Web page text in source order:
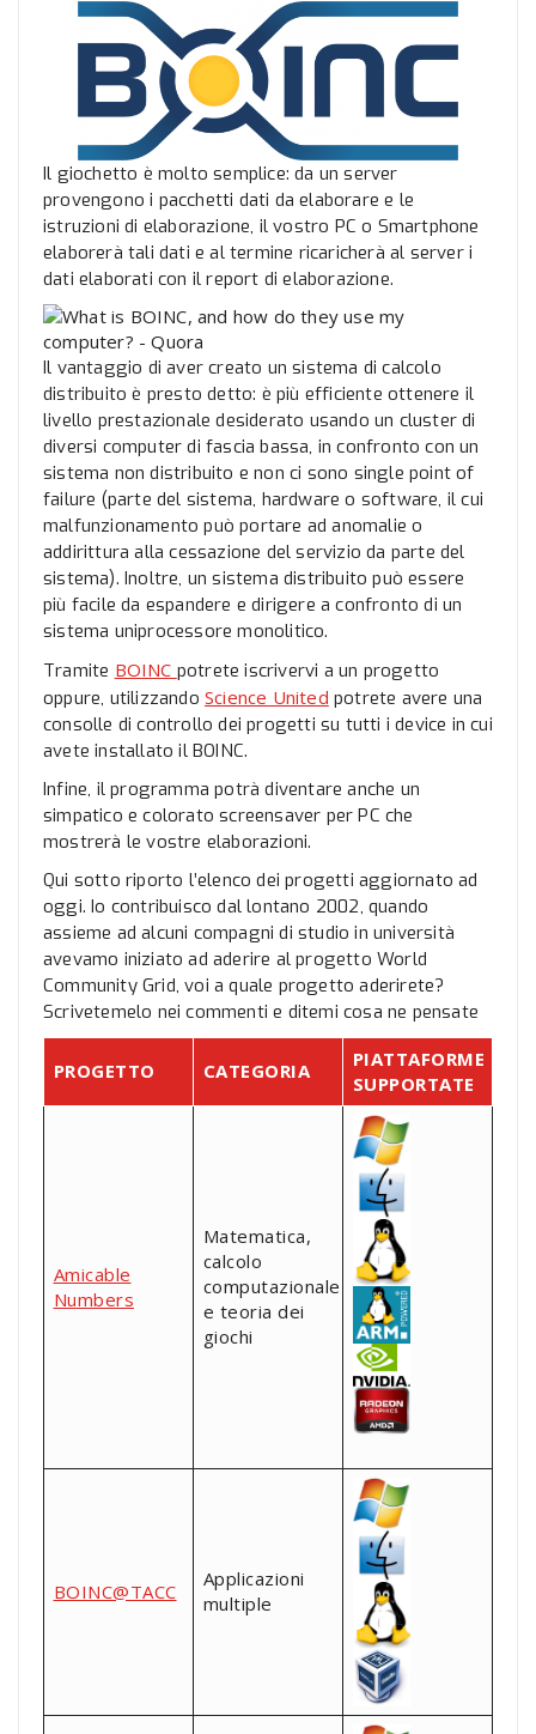
Il giochetto è molto semplice: da un server
provengono i pacchetti dati da elaborare e le
istruzioni di elaborazione, il vostro PC o Smartphone
elaborerà tali dati e al termine ricaricherà al server i
dati elaborati con il report di elaborazione.
Il vantaggio di aver creato un sistema di calcolo
distribuito è presto detto: è più efficiente ottenere il
livello prestazionale desiderato usando un cluster di
diversi computer di fascia bassa, in confronto con un
sistema non distribuito e non ci sono single point of
failure (parte del sistema, hardware o software, il cui
malfunzionamento può portare ad anomalie o
addirittura alla cessazione del servizio da parte del
sistema). Inoltre, un sistema distribuito può essere
più facile da espandere e dirigere a confronto di un
sistema uniprocessore monolitico.
Tramite BOINC potrete iscrivervi a un progetto
oppure, utilizzando Science United potrete avere una
consolle di controllo dei progetti su tutti i device in cui
avete installato il BOINC.
Infine, il programma potrà diventare anche un
simpatico e colorato screensaver per PC che
mostrerà le vostre elaborazioni.
Qui sotto riporto l’elenco dei progetti aggiornato ad
oggi. Io contribuisco dal lontano 2002, quando
assieme ad alcuni compagni di studio in università
avevamo iniziato ad aderire al progetto World
Community Grid, voi a quale progetto aderirete?
Scrivetemelo nei commenti e ditemi cosa ne pensate
PROGETTO CATEGORIA
PIATTAFORME
SUPPORTATE
Amicable
Numbers
Matematica,
calcolo
computazionale
e teoria dei
giochi
BOINC@TACC
Applicazioni
multiple